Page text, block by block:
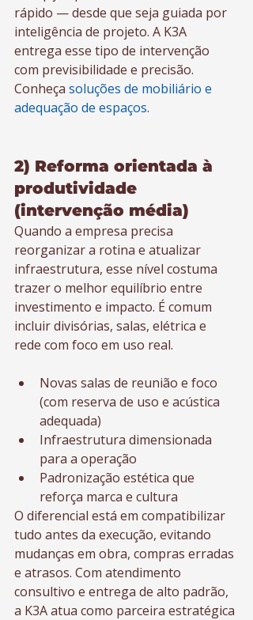
rápido — desde que seja guiada por
inteligência de projeto. A K3A
entrega esse tipo de intervenção
com previsibilidade e precisão.
Conheça soluções de mobiliário e
adequação de espaços.
2) Reforma orientada à
produtividade
(intervenção média)
Quando a empresa precisa
reorganizar a rotina e atualizar
infraestrutura, esse nível costuma
trazer o melhor equilíbrio entre
investimento e impacto. É comum
incluir divisórias, salas, elétrica e
rede com foco em uso real.
Novas salas de reunião e foco
(com reserva de uso e acústica
adequada)
Infraestrutura dimensionada
para a operação
Padronização estética que
reforça marca e cultura
O diferencial está em compatibilizar
tudo antes da execução, evitando
mudanças em obra, compras erradas
e atrasos. Com atendimento
consultivo e entrega de alto padrão,
a K3A atua como parceira estratégica